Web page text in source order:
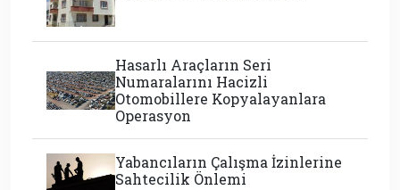
Hasarlı Araçların Seri
Numaralarını Hacizli
Otomobillere Kopyalayanlara
Operasyon
Yabancıların Çalışma İzinlerine
Sahtecilik Önlemi